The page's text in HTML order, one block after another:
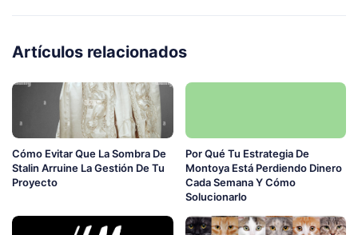
Artículos relacionados
Cómo Evitar Que La Sombra De
Stalin Arruine La Gestión De Tu
Proyecto
Por Qué Tu Estrategia De
Montoya Está Perdiendo Dinero
Cada Semana Y Cómo
Solucionarlo